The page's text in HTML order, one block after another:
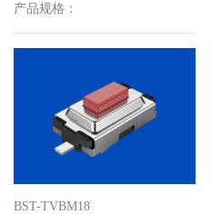
产品规格：
BST-TVBM18